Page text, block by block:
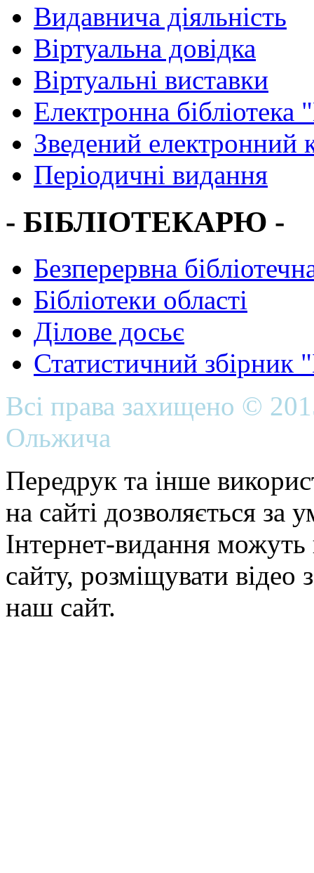
Видавнича діяльність
Віртуальна довідка
Віртуальні виставки
Електронна
Зведений електронний
Періодичні видання
- БІБЛІОТЕКАРЮ -
Безперервна
Бібліотеки області
Ділове досьє
Статистичний
Всі права захищено ©
Ольжича
Передрук та інше
на сайті дозволяється
Інтернет-видання можуть
сайту, розміщувати відео
наш сайт.